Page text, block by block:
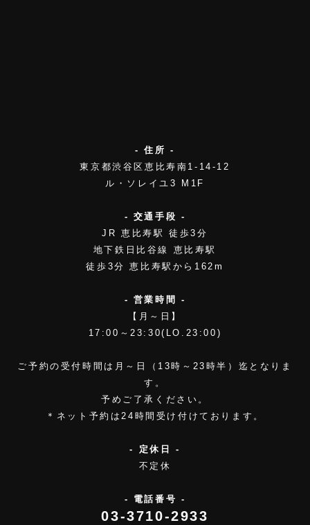
- 住所 -
東京都渋谷区恵比寿南1-14-12
ル・ソレイユ3 M1F
- 交通手段 -
JR 恵比寿駅 徒歩3分
地下鉄日比谷線 恵比寿駅
徒歩3分 恵比寿駅から162m
- 営業時間 -
【月～日】
17:00～23:30(LO.23:00)
ご予約の受付時間は月～日（13時～23時半）迄となりま
す。
予めご了承ください。
＊ネット予約は24時間受け付けております。
- 定休日 -
不定休
- 電話番号 -
03-3710-2933